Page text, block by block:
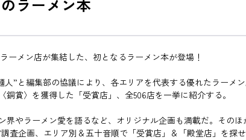
ラーメン本
ーメン店が集結した、初となるラーメン本が登場！
”と編集部の協議により、各エリアを代表する優れたラーメ
賞〉を獲得した「受賞店」、全506店を一挙に紹介する。
界やラーメン愛を語るなど、オリジナル企画も満載だ。その
査企画、エリア別＆五十音順で「受賞店」＆「殿堂店」を探